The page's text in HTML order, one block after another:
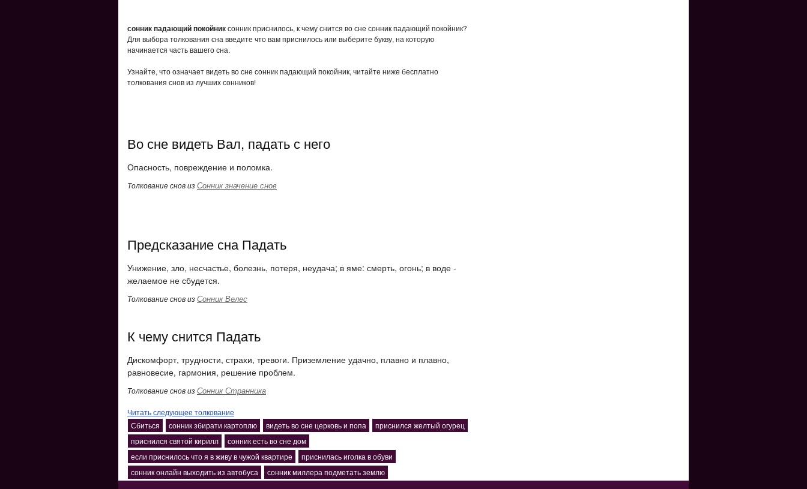
сонник падающий покойниксонник приснилось, к чему снится во сне сонник падающий покойник?
Для выбора толкования сна введите что вам приснилось или выберите букву, на которую
начинается часть вашего сна.
Узнайте, что означает видеть во сне сонник падающий покойник, читайте ниже бесплатно
толкования снов из лучших сонников!
Во сне видеть Вал, падать с него
Опасность, повреждение и поломка.
Толкование снов изСонник значение снов
Предсказание сна Падать
Унижение, зло, несчастье, болезнь, потеря, неудача; в яме: смерть, огонь; в воде -
желаемое не сбудется.
Толкование снов изСонник Велес
К чему снится Падать
Дискомфорт, трудности, страхи, тревоги. Приземление удачно, плавно и плавно,
равновесие, гармония, решение проблем.
Толкование снов изСонник Странника
Читать следующее толкование
Сбиться
сонник збирати картоплю видеть во сне церковь и попа
приснился желтый огурец
приснился святой кирилл
сонник есть во сне дом
если приснилось что я в живу в чужой квартире
приснилась иголка в обуви
сонник онлайн выходить из автобуса
сонник миллера подметать землю